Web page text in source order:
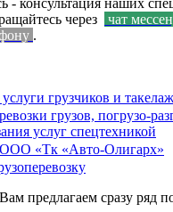
- консультация наших
через
чат
.
грузчиков и
грузов, погрузо-
услуг спецтехникой
«Тк «Авто-Олигарх»
предлагаем сразу ряд